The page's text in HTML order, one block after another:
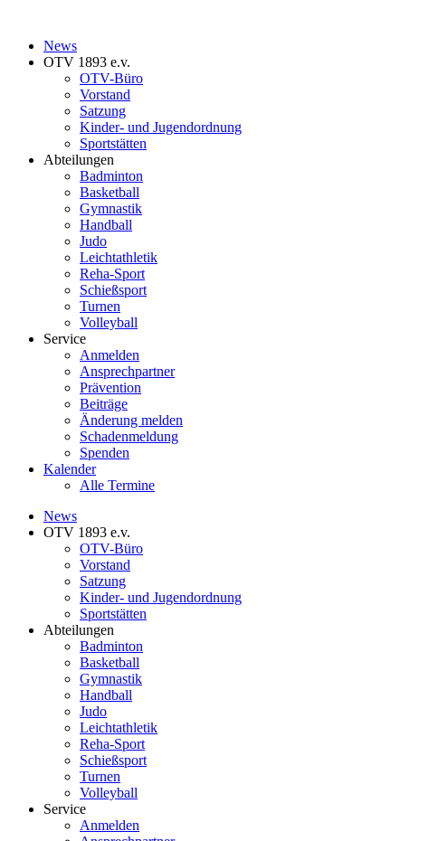
News
OTV 1893 e.v.
OTV-Büro
Vorstand
Satzung
Kinder- und Jugendordnung
Sportstätten
Abteilungen
Badminton
Basketball
Gymnastik
Handball
Judo
Leichtathletik
Reha-Sport
Schießsport
Turnen
Volleyball
Service
Anmelden
Ansprechpartner
Prävention
Beiträge
Änderung melden
Schadenmeldung
Spenden
Kalender
Alle Termine
News
OTV 1893 e.v.
OTV-Büro
Vorstand
Satzung
Kinder- und Jugendordnung
Sportstätten
Abteilungen
Badminton
Basketball
Gymnastik
Handball
Judo
Leichtathletik
Reha-Sport
Schießsport
Turnen
Volleyball
Service
Anmelden